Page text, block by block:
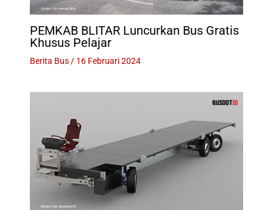
PEMKAB BLITAR Luncurkan Bus Gratis
Khusus Pelajar
Berita Bus/ 16 Februari 2024